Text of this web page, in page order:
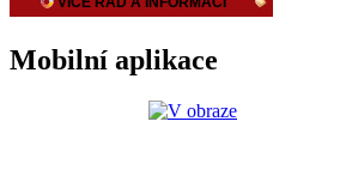
Mobilní aplikace